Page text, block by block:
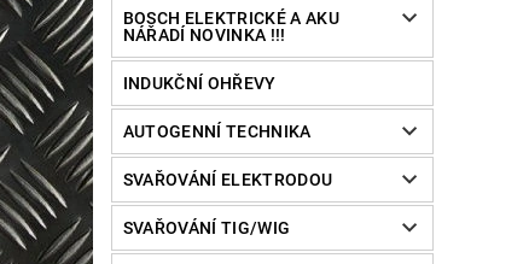
BOSCH ELEKTRICKÉ A AKU
NÁŘADÍ NOVINKA !!!
INDUKČNÍ OHŘEVY
AUTOGENNÍ TECHNIKA
SVAŘOVÁNÍ ELEKTRODOU
SVAŘOVÁNÍ TIG/WIG